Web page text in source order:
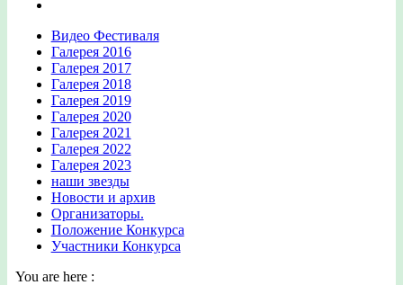
Видео Фестиваля
Галерея 2016
Галерея 2017
Галерея 2018
Галерея 2019
Галерея 2020
Галерея 2021
Галерея 2022
Галерея 2023
наши звезды
Новости и архив
Организаторы.
Положение Конкурса
Участники Конкурса
You are here :